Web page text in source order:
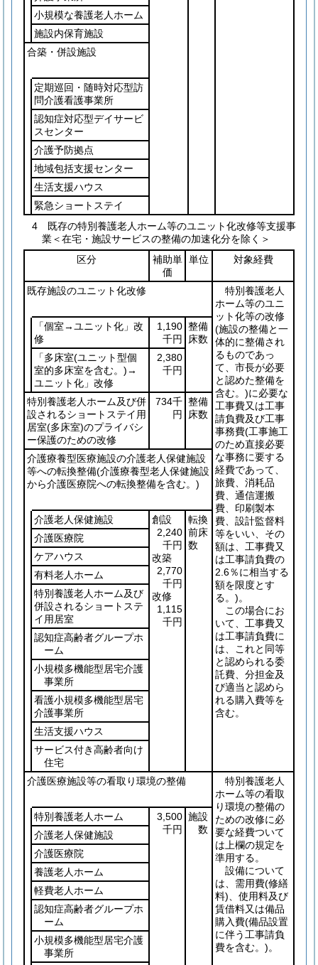
小規模な養護老人ホーム
施設内保育施設
合築・併設施設
定期巡回・随時対応型訪
問介護看護事業所
認知症対応型デイサービ
スセンター
介護予防拠点
地域包括支援センター
生活支援ハウス
緊急ショートステイ
4 既存の特別養護老人ホーム等のユニット化改修等支援事
業＜在宅・施設サービスの整備の加速化分を除く＞
区分
補助単
価
単位 対象経費
既存施設のユニット化改修
特別養護老人
ホーム等のユニ
ット化等の改修
(施設の整備と一
体的に整備され
るものであっ
て、市長が必要
と認めた整備を
含む。)に必要な
工事費又は工事
請負費及び工事
事務費(工事施工
のため直接必要
な事務に要する
経費であって、
旅費、消耗品
費、通信運搬
費、印刷製本
費、設計監督料
等をいい、その
額は、工事費又
は工事請負費の
2.6％に相当する
額を限度とす
る。)。
この場合にお
いて、工事費又
は工事請負費に
は、これと同等
と認められる委
託費、分担金及
び適当と認めら
れる購入費等を
含む。
「個室→ユニット化」改
修
1,190
千円
整備
床数
「多床室(ユニット型個
室的多床室を含む。)→
ユニット化」改修
2,380
千円
特別養護老人ホーム及び併
設されるショートステイ用
居室(多床室)のプライバシ
ー保護のための改修
734千
円
整備
床数
介護療養型医療施設の介護老人保健施設
等への転換整備(介護療養型老人保健施設
から介護医療院への転換整備を含む。)
介護老人保健施設
創設
2,240
千円
改築
2,770
千円
改修
1,115
千円
転換
前床
数
介護医療院
ケアハウス
有料老人ホーム
特別養護老人ホーム及び
併設されるショートステ
イ用居室
認知症高齢者グループホ
ーム
小規模多機能型居宅介護
事業所
看護小規模多機能型居宅
介護事業所
生活支援ハウス
サービス付き高齢者向け
住宅
介護医療施設等の看取り環境の整備
特別養護老人
ホーム等の看取
り環境の整備の
ための改修に必
要な経費ついて
は上欄の規定を
準用する。
設備について
は、需用費(修繕
料) 、使用料及び
賃借料又は備品
購入費(備品設置
に伴う工事請負
費を含む。)。
特別養護老人ホーム
3,500
千円
施設
数
介護老人保健施設
介護医療院
養護老人ホーム
軽費老人ホーム
認知症高齢者グループホ
ーム
小規模多機能型居宅介護
事業所